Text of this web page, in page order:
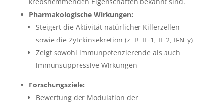
Pharmakologische Wirkungen:
Steigert die Aktivität natürlicher Killerzellen
sowie die Zytokinsekretion (z. B. IL-1, IL-2, IFN-γ).
Zeigt sowohl immunpotenzierende als auch
immunsuppressive Wirkungen.
Forschungsziele:
Bewertung der Modulation der